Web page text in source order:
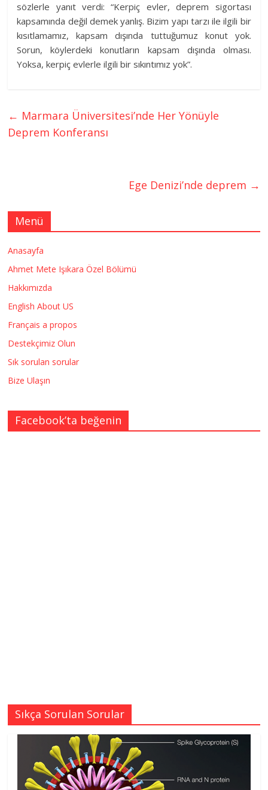
sözlerle yanıt verdi: “Kerpiç evler, deprem sigortası
kapsamında değil demek yanlış. Bizim yapı tarzı ile ilgili bir
kısıtlamamız, kapsam dışında tuttuğumuz konut yok.
Sorun, köylerdeki konutların kapsam dışında olması.
Yoksa, kerpiç evlerle ilgili bir sıkıntımız yok”.
← Marmara Üniversitesi’nde Her Yönüyle
Deprem Konferansı
Ege Denizi’nde deprem →
Menü
Anasayfa
Ahmet Mete Işıkara Özel Bölümü
Hakkımızda
English About US
Français a propos
Destekçimiz Olun
Sık sorulan sorular
Bize Ulaşın
Facebook’ta beğenin
Sıkça Sorulan Sorular